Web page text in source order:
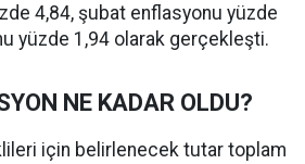
4,84, şubat enflasyonu yüzde
yüzde 1,94 olarak gerçekleşti.
NE KADAR OLDU?
için belirlenecek tutar toplam